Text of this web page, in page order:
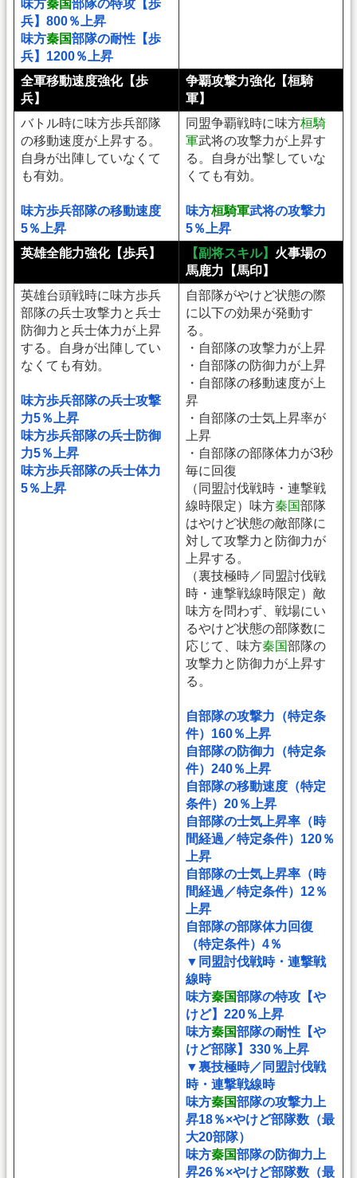
味方秦国部隊の特攻【歩
兵】800％上昇
味方秦国部隊の耐性【歩
兵】1200％上昇
全軍移動速度強化【歩
兵】
争覇攻撃力強化【桓騎
軍】
バトル時に味方歩兵部隊
の移動速度が上昇する。
自身が出陣していなくて
も有効。
味方歩兵部隊の移動速度
5％上昇
同盟争覇戦時に味方桓騎
軍武将の攻撃力が上昇す
る。自身が出撃していな
くても有効。
味方桓騎軍武将の攻撃力
5％上昇
英雄全能力強化【歩兵】
【副将スキル】 火事場の
馬鹿力【馬印】
英雄台頭戦時に味方歩兵
部隊の兵士攻撃力と兵士
防御力と兵士体力が上昇
する。自身が出陣してい
なくても有効。
味方歩兵部隊の兵士攻撃
力5％上昇
味方歩兵部隊の兵士防御
力5％上昇
味方歩兵部隊の兵士体力
5％上昇
自部隊がやけど状態の際
に以下の効果が発動す
る。
・自部隊の攻撃力が上昇
・自部隊の防御力が上昇
・自部隊の移動速度が上
昇
・自部隊の士気上昇率が
上昇
・自部隊の部隊体力が3秒
毎に回復
（同盟討伐戦時・連撃戦
線時限定）味方秦国部隊
はやけど状態の敵部隊に
対して攻撃力と防御力が
上昇する。
（裏技極時／同盟討伐戦
時・連撃戦線時限定）敵
味方を問わず、戦場にい
るやけど状態の部隊数に
応じて、味方秦国部隊の
攻撃力と防御力が上昇す
る。
自部隊の攻撃力（特定条
件）160％上昇
自部隊の防御力（特定条
件）240％上昇
自部隊の移動速度（特定
条件）20％上昇
自部隊の士気上昇率（時
間経過／特定条件）120％
上昇
自部隊の士気上昇率（時
間経過／特定条件）12％
上昇
自部隊の部隊体力回復
（特定条件）4％
▼同盟討伐戦時・連撃戦
線時
味方秦国部隊の特攻【や
けど】220％上昇
味方秦国部隊の耐性【や
けど部隊】330％上昇
▼裏技極時／同盟討伐戦
時・連撃戦線時
味方秦国部隊の攻撃力上
昇18％×やけど部隊数（最
大20部隊）
味方秦国部隊の防御力上
昇26％×やけど部隊数（最